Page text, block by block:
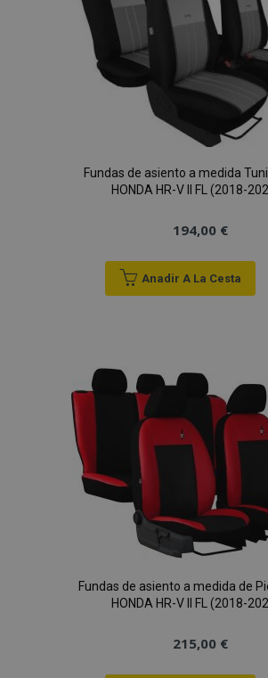
Fundas de asiento a medida
HONDA HR-V II FL (2018-
194,00 €
Anadir A La Cesta
Fundas de asiento a medida de
HONDA HR-V II FL (2018-
215,00 €